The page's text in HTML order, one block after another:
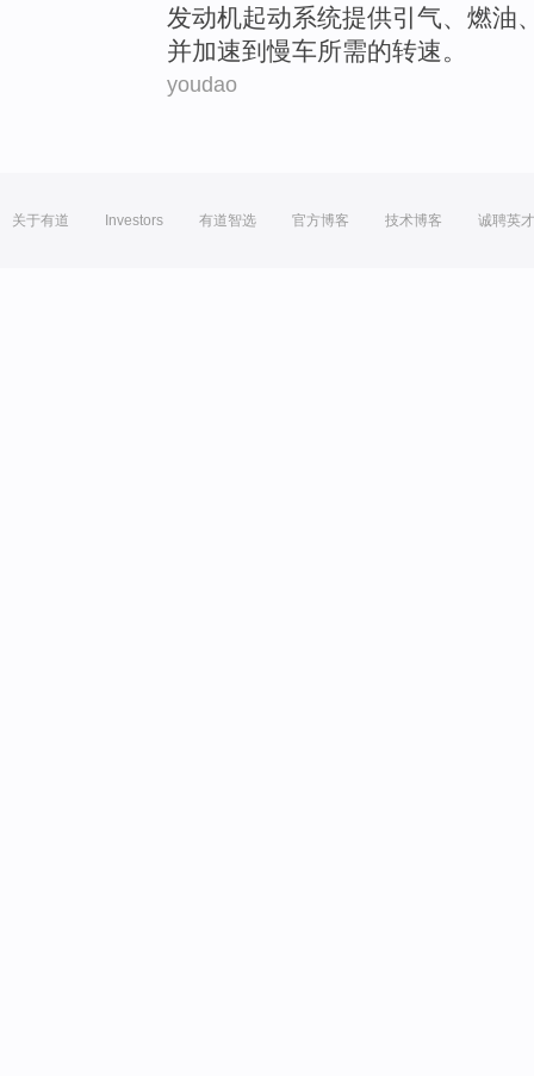
发动机起动系统提供引气、 燃油
并加速到慢车所需的转速。
youdao
关于有道 Investors 有道智选 官方博客 技术博客 诚聘英才